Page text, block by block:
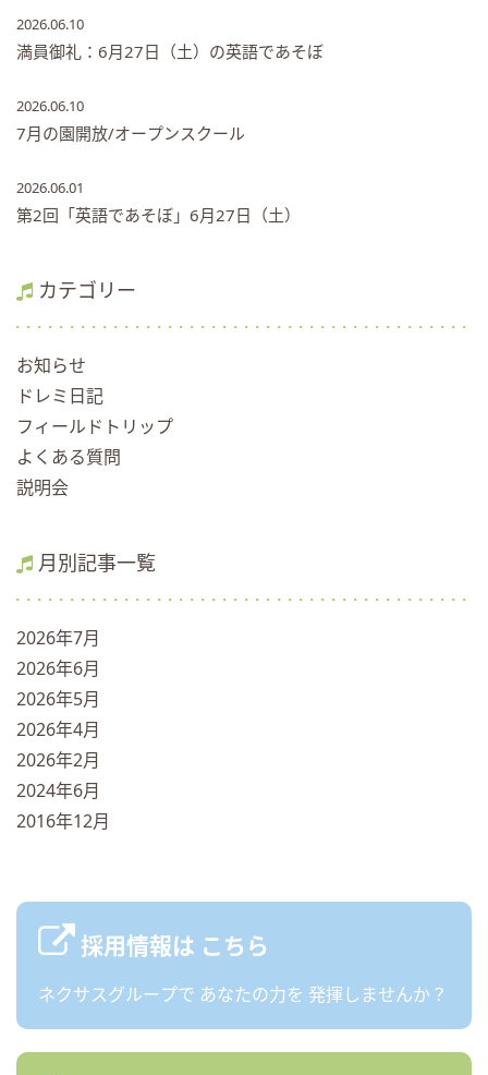
2026.06.10
満員御礼：6月27日（土）の英語であそぼ
2026.06.10
7月の園開放/オープンスクール
2026.06.01
第2回「英語であそぼ」6月27日（土）
カテゴリー
お知らせ
ドレミ日記
フィールドトリップ
よくある質問
説明会
月別記事一覧
2026年7月
2026年6月
2026年5月
2026年4月
2026年2月
2024年6月
2016年12月
採用情報は こちら
ネクサスグループで あなたの力を 発揮しませんか？